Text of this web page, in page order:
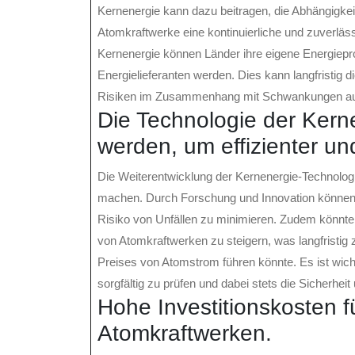
Kernenergie kann dazu beitragen, die
Atomkraftwerke eine kontinuierliche und
Kernenergie können Länder ihre eigene
Energielieferanten werden. Dies kann langfristig
Risiken im Zusammenhang mit Schwankungen
Die Technologie der
werden, um effizienter
Die Weiterentwicklung der Kernenergie-
machen. Durch Forschung und Innovation
Risiko von Unfällen zu minimieren. Zudem
von Atomkraftwerken zu steigern, was
Preises von Atomstrom führen könnte. Es ist
sorgfältig zu prüfen und dabei stets die
Hohe Investitionskosten
Atomkraftwerken.